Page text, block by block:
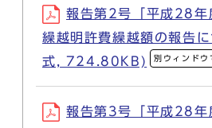
報告第2号「平成28年
繰越明許費繰越額の報告
式, 724.80KB)
別ウィンドウ
報告第3号「平成28年